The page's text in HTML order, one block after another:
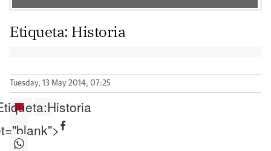
Etiqueta: Historia
Tuesday, 13 May 2014, 07:25
Historia